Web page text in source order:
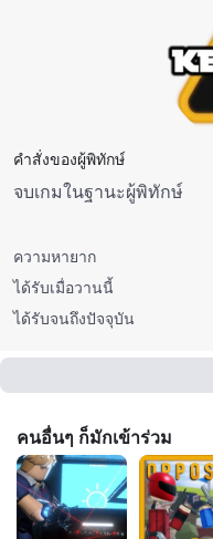
คําสั่งของผู้พิทักษ์
จบเกมในฐานะผู้พิทักษ์
ความหายาก
ได้รับเมื่อวานนี้
ได้รับจนถึงปัจจุบัน
คนอื่นๆ ก็มักเข้าร่วม